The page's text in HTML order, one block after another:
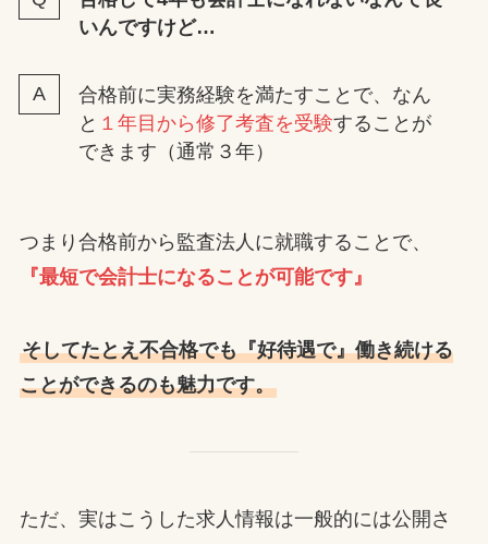
いんですけど…
合格前に実務経験を満たすことで、なん
と １年目から修了考査を受験することが
できます（通常３年）
つまり合格前から監査法人に就職することで、
『最短で会計士になることが可能です』
そしてたとえ不合格でも『好待遇で』働き続ける
ことができるのも魅力です。
ただ、実はこうした求人情報は一般的には公開さ